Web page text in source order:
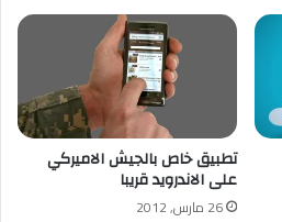
تطبيق خاص بالجيش الاميركي
على الاندرويد قريبا
26 مارس, 2012